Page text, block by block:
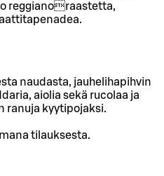
reggianoraastetta,
naudasta, jauhelihapihvin
aiolia sekä rucolaa ja
ranuja kyytipojaksi.
tilauksesta.